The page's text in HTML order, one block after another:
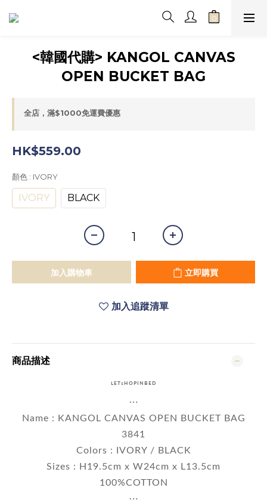
<韓國代購> KANGOL CANVAS
OPEN BUCKET BAG
全店，滿$1000免運費優惠
HK$559.00
顏色 : IVORY
IVORY BLACK
加入購物車 立即購買
加入追蹤清單
商品描述
ᴸᴱᵀˢᴴᴼᴾᴵᴺᴮᴱᴰ
⋯
Name : KANGOL CANVAS OPEN BUCKET BAG
3841
Colors : IVORY / BLACK
Sizes : H19.5cm x W24cm x L13.5cm
100%COTTON
⋯